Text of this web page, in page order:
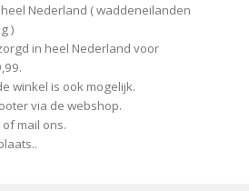
Nederland ( waddeneilanden
)
in heel Nederland voor
winkel is ook mogelijk.
via de webshop.
mail ons.